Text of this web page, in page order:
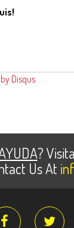
Disqus
?
Us At